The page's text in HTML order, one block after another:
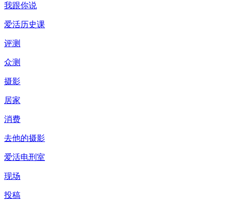
我跟你说
爱活历史课
评测
众测
摄影
居家
消费
去他的摄影
爱活电刑室
现场
投稿